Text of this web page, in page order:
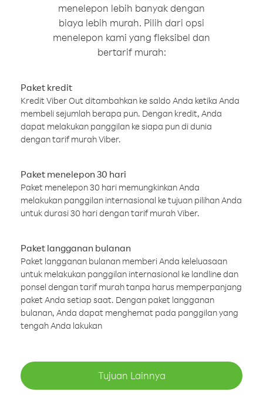
menelepon lebih banyak dengan
biaya lebih murah. Pilih dari opsi
menelepon kami yang fleksibel dan
bertarif murah:
Paket kredit
Kredit Viber Out ditambahkan ke saldo Anda ketika Anda
membeli sejumlah berapa pun. Dengan kredit, Anda
dapat melakukan panggilan ke siapa pun di dunia
dengan tarif murah Viber.
Paket menelepon 30 hari
Paket menelepon 30 hari memungkinkan Anda
melakukan panggilan internasional ke tujuan pilihan Anda
untuk durasi 30 hari dengan tarif murah Viber.
Paket langganan bulanan
Paket langganan bulanan memberi Anda keleluasaan
untuk melakukan panggilan internasional ke landline dan
ponsel dengan tarif murah tanpa harus memperpanjang
paket Anda setiap saat. Dengan paket langganan
bulanan, Anda dapat menghemat pada panggilan yang
tengah Anda lakukan
Tujuan Lainnya